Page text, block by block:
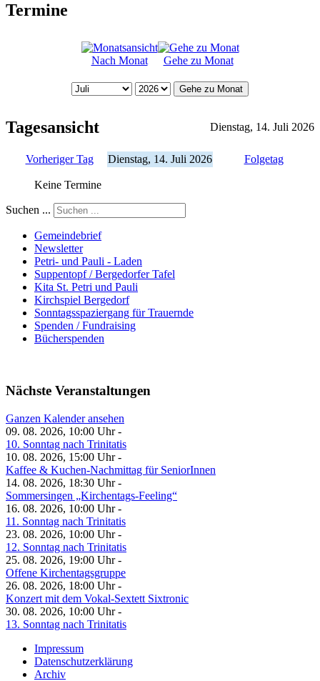
Termine
Nach Monat Gehe zu Monat
Gehe zu Monat
Tagesansicht Dienstag, 14. Juli 2026
Vorheriger Tag Dienstag, 14. Juli 2026 Folgetag
Keine Termine
Suchen ...
Gemeindebrief
Newsletter
Petri- und Pauli - Laden
Suppentopf / Bergedorfer Tafel
Kita St. Petri und Pauli
Kirchspiel Bergedorf
Sonntagsspaziergang für Trauernde
Spenden / Fundraising
Bücherspenden
Nächste Veranstaltungen
Ganzen Kalender ansehen
09. 08. 2026, 10:00 Uhr -
10. Sonntag nach Trinitatis
10. 08. 2026, 15:00 Uhr -
Kaffee & Kuchen-Nachmittag für SeniorInnen
14. 08. 2026, 18:30 Uhr -
Sommersingen „Kirchentags-Feeling“
16. 08. 2026, 10:00 Uhr -
11. Sonntag nach Trinitatis
23. 08. 2026, 10:00 Uhr -
12. Sonntag nach Trinitatis
25. 08. 2026, 19:00 Uhr -
Offene Kirchentagsgruppe
26. 08. 2026, 18:00 Uhr -
Konzert mit dem Vokal-Sextett Sixtronic
30. 08. 2026, 10:00 Uhr -
13. Sonntag nach Trinitatis
Impressum
Datenschutzerklärung
Archiv